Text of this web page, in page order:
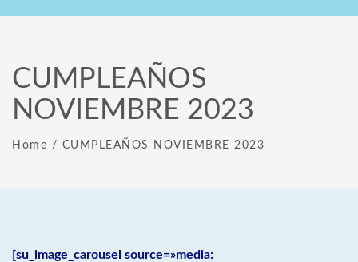
CUMPLEAÑOS
NOVIEMBRE 2023
Home / CUMPLEAÑOS NOVIEMBRE 2023
[su_image_carousel source=»media: